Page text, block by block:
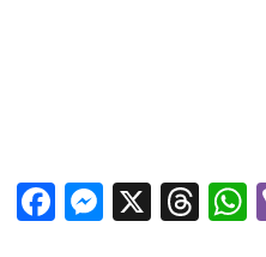
Facebook
X